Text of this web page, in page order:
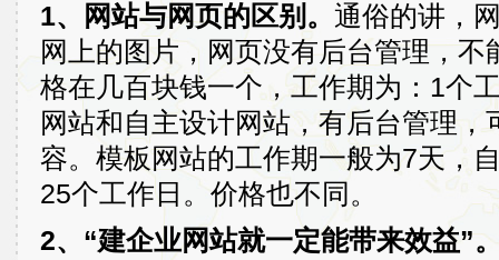
1、网站与网页的区别。 通俗的讲，
网上的图片，网页没有后台管理，
格在几百块钱一个，工作期为：1个
网站和自主设计网站，有后台管理
容。模板网站的工作期一般为7天，
25个工作日。价格也不同。
2、“建企业网站就一定能带来效益”